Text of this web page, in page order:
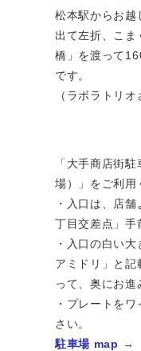
松本駅からお越
出て左折、こま
橋」を渡って
です。
（ラボラトリオ
「大手商店街
場）」をご利用
・入口は、店
丁目交差点」手
・入口の白い
アミドリ」と記
って、奥にお進
・プレートを
さい。
駐車場 map →